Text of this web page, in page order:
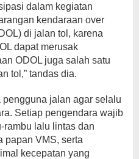
dalam kegiatan
kendaraan over
di jalan tol, karena
dapat merusak
ODOL juga salah satu
tol,” tandas dia.
jalan agar selalu
Setiap pengendara wajib
rambu lalu lintas dan
papan VMS, serta
kecepatan yang